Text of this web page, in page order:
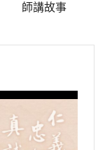
師講故事